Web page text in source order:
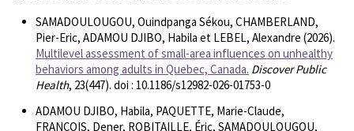
SAMADOULOUGOU, Ouindpanga Sékou, CHAMBERLAND,
Pier-Eric, ADAMOU DJIBO, Habila et LEBEL, Alexandre (2026).
Multilevel assessment of small-area influences on unhealthy
behaviors among adults in Quebec, Canada. Discover Public
Health, 23(447). doi : 10.1186/s12982-026-01753-0
ADAMOU DJIBO, Habila, PAQUETTE, Marie-Claude,
FRANÇOIS, Dener, ROBITAILLE, Éric, SAMADOULOUGOU,